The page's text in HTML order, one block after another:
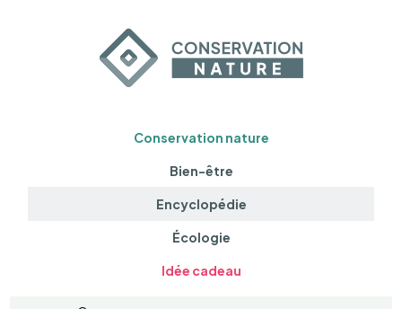
Conservation nature
Bien-être
Encyclopédie
Écologie
Idée cadeau